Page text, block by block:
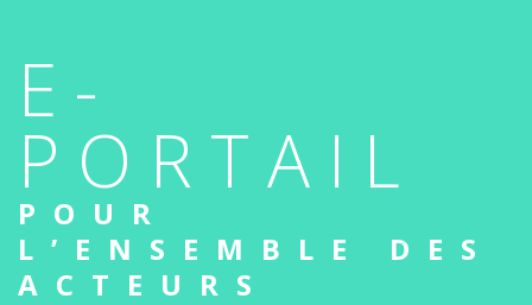
E-
PORTAIL
POUR
L’ENSEMBLE DES
ACTEURS